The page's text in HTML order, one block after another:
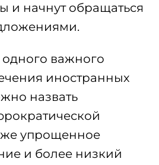
и начнут обращаться
одного важного
иностранных
назвать
упрощенное
и более низкий